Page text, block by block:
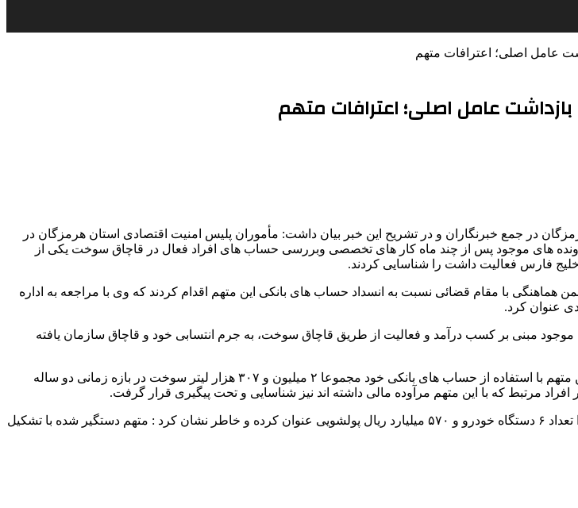
در جمع خبرنگاران و در تشریح این خبر بیان داشت: مأموران پلیس امنیت اقتصادی استان هرمزگان در
های موجود پس از چند ماه کار های تخصصی وبررسی حساب های افراد فعال در قاچاق سوخت یکی از
فارس فعالیت داشت را شناسایی کردند.
با مقام قضائی نسبت به انسداد حساب های بانکی این متهم اقدام کردند که وی با مراجعه به اداره
عنوان کرد.
مبنی بر کسب درآمد و فعالیت از طریق قاچاق سوخت، به جرم انتسابی خود و قاچاق سازمان یافته
سردار علی اکبر جاویدان اظهار داشت: با بررسی های تکمیلی و نهایی صورت گرفته مشخص این متهم با استفاده از حساب های بانکی خود مجموعا ۲ میلیون و ۳۰۷ هزار لیتر سوخت در بازه زمانی دو ساله
مرتبط که با این متهم مرآوده مالی داشته اند نیز شناسایی و تحت پیگیری قرار گرفت.
فرمانده انتظامی استان هرمزگان اموال این باند خانوادگی که حاصل درآمدهای نامشروع بوده را تعداد ۶ دستگاه خودرو و ۵۷۰ میلیارد ریال پولشویی عنوان کرده و خاطر نشان کرد : متهم دستگیر شده با تشکیل